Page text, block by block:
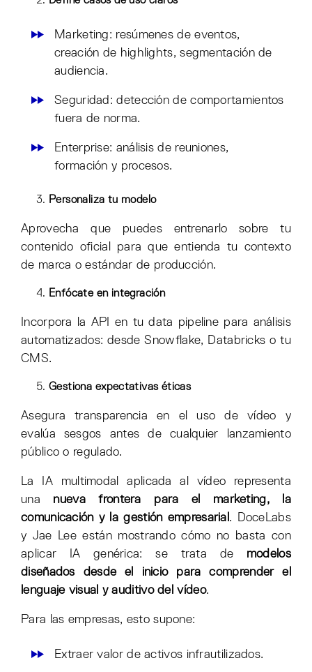
Marketing: resúmenes de eventos,
creación de highlights, segmentación de
audiencia.
Seguridad: detección de comportamientos
fuera de norma.
Enterprise: análisis de reuniones,
formación y procesos.
Personaliza tu modelo
Aprovecha que puedes entrenarlo sobre tu
contenido oficial para que entienda tu contexto
de marca o estándar de producción.
Enfócate en integración
Incorpora la API en tu data pipeline para análisis
automatizados: desde Snowflake, Databricks o tu
CMS.
Gestiona expectativas éticas
Asegura transparencia en el uso de vídeo y
evalúa sesgos antes de cualquier lanzamiento
público o regulado.
La IA multimodal aplicada al vídeo representa
una nueva frontera para el marketing, la
comunicación y la gestión empresarial . DoceLabs
y Jae Lee están mostrando cómo no basta con
aplicar IA genérica: se trata de modelos
diseñados desde el inicio para comprender el
lenguaje visual y auditivo del vídeo.
Para las empresas, esto supone:
Extraer valor de activos infrautilizados.